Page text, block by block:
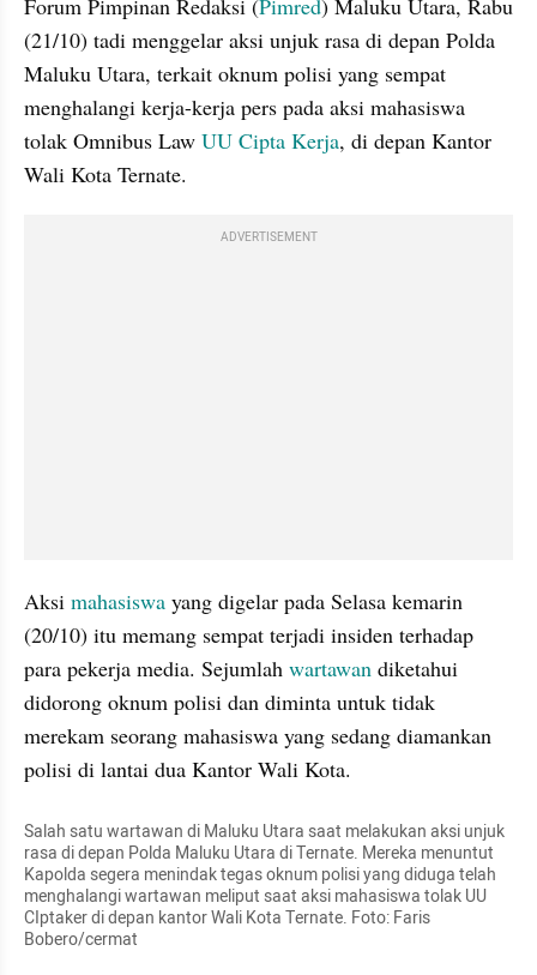
(21/10) tadi menggelar aksi unjuk rasa di depan Polda
Maluku Utara, terkait oknum polisi yang sempat
menghalangi kerja-kerja pers pada aksi mahasiswa
tolak Omnibus Law UU Cipta Kerja, di depan Kantor
Wali Kota Ternate.
ADVERTISEMENT
Aksi mahasiswa yang digelar pada Selasa kemarin
(20/10) itu memang sempat terjadi insiden terhadap
para pekerja media. Sejumlah wartawan diketahui
didorong oknum polisi dan diminta untuk tidak
merekam seorang mahasiswa yang sedang diamankan
polisi di lantai dua Kantor Wali Kota.
Salah satu wartawan di Maluku Utara saat melakukan aksi unjuk
rasa di depan Polda Maluku Utara di Ternate. Mereka menuntut
Kapolda segera menindak tegas oknum polisi yang diduga telah
menghalangi wartawan meliput saat aksi mahasiswa tolak UU
CIptaker di depan kantor Wali Kota Ternate. Foto: Faris
Bobero/cermat